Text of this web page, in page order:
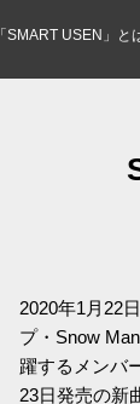
「SMART USEN」と
2020年1月22
プ・Snow
躍するメンバ
23日発売の新